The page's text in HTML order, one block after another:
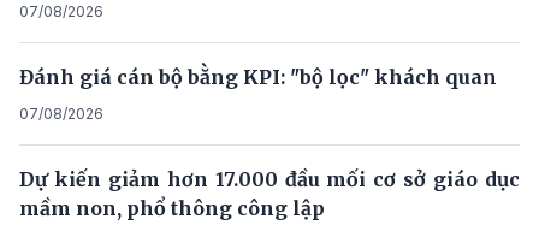
07/08/2026
Đánh giá cán bộ bằng KPI: "bộ lọc" khách quan
07/08/2026
Dự kiến giảm hơn 17.000 đầu mối cơ sở giáo dục
mầm non, phổ thông công lập